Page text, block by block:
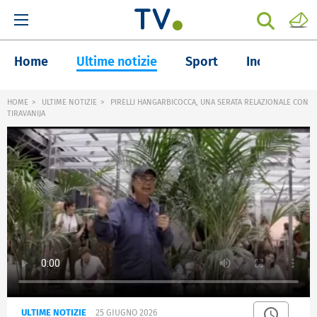
Home Ultime notizie Sport Inchieste
HOME ULTIME NOTIZIE
PIRELLI HANGARBICOCCA, UNA SERATA RELAZIONALE CON
TIRAVANIJA
ULTIME NOTIZIE 25 GIUGNO 2026